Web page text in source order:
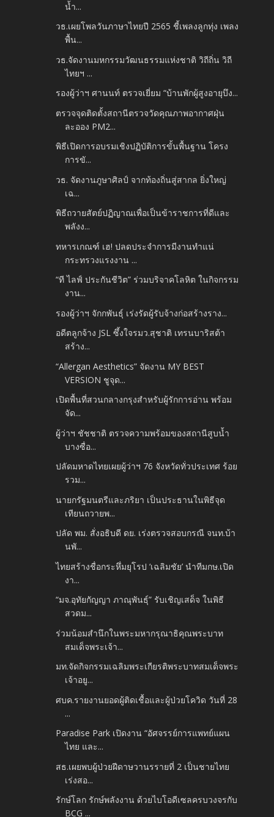
น้ำ...
วธ.เผยโพลวันภาษาไทยปี 2565 ชี้เพลงลูกทุ่ง เพลง
พื้น...
วธ.จัดงานมหกรรมวัฒนธรรมแห่งชาติ วิถีถิ่น วิถี
ไทยฯ ...
รองผู้ว่าฯ ศานนท์ ตรวจเยี่ยม “บ้านพักผู้สูงอายุบึง...
ตรวจจุดติดตั้งสถานีตรวจวัดคุณภาพอากาศฝุ่น
ละออง PM2...
พิธีเปิดการอบรมเชิงปฏิบัติการขั้นพื้นฐาน โครง
การขั...
วธ. จัดงานภูษาศิลป์ จากท้องถิ่นสู่สากล ยิ่งใหญ่
เฉ...
พิธีถวายสัตย์ปฏิญาณเพื่อเป็นข้าราชการที่ดีและ
พลังง...
ทหารเกณฑ์ เฮ! ปลดประจำการมีงานทำแน่
กระทรวงแรงงาน ...
“ที ไลฟ์ ประกันชีวิต” ร่วมบริจาคโลหิต ในกิจกรรม
งาน...
รองผู้ว่าฯ จักกพันธุ์ เร่งรัดผู้รับจ้างก่อสร้างราง...
อดีตลูกจ้าง JSL ซึ้งใจรมว.สุชาติ เทรนบาริสต้า
สร้าง...
“Allergan Aesthetics” จัดงาน MY BEST
VERSION ชูจุด...
เปิดพื้นที่สวนกลางกรุงสำหรับผู้รักการอ่าน พร้อม
จัด...
ผู้ว่าฯ ชัชชาติ ตรวจความพร้อมของสถานีสูบน้ำ
บางซื่อ...
ปลัดมหาดไทยเผยผู้ว่าฯ 76 จังหวัดทั่วประเทศ ร้อย
รวม...
นายกรัฐมนตรีและภริยา เป็นประธานในพิธีจุด
เทียนถวายพ...
ปลัด พม. สั่งอธิบดี ดย. เร่งตรวจสอบกรณี จนท.บ้า
นพั...
ไทยสร้างชื่อกระหึ่มยุโรป ‘เฉลิมชัย’ นำทีมกษ.เปิด
งา...
“มจ.อุทัยกัญญา ภาณุพันธุ์” รับเชิญเสด็จ ในพิธี
สวดม...
ร่วมน้อมสำนึกในพระมหากรุณาธิคุณพระบาท
สมเด็จพระเจ้า...
มท.จัดกิจกรรมเฉลิมพระเกียรติพระบาทสมเด็จพระ
เจ้าอยู...
ศบค.รายงานยอดผู้ติดเชื้อและผู้ป่วยโควิด วันที่ 28
...
Paradise Park เปิดงาน “อัศจรรย์การแพทย์แผน
ไทย และ...
สธ.เผยพบผู้ป่วยฝีดาษวานรรายที่ 2 เป็นชายไทย
เร่งสอ...
รักษ์โลก รักษ์พลังงาน ด้วยไบโอดีเซลครบวงจรกับ
BCG ...